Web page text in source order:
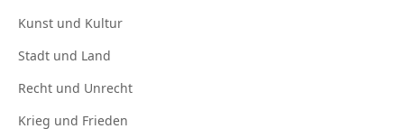
Kunst und Kultur
Stadt und Land
Recht und Unrecht
Krieg und Frieden